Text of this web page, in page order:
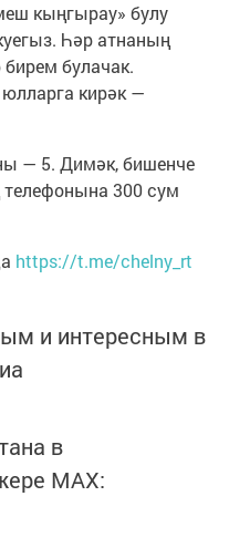
кыңгырау» булу
Һәр атнаның
булачак.
кирәк —
— 5. Димәк, бишенче
300 сум
https://t.me/chelny_rt
и интересным в
в
MАХ: